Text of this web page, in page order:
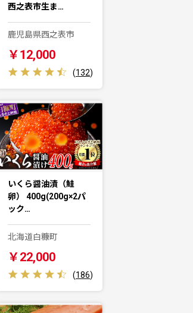
西之表市生ま…
鹿児島県西之表市
￥12,000
(132)
いくら醤油漬（鮭
卵） 400g(200g×2パ
ック…
北海道白糠町
￥22,000
(186)